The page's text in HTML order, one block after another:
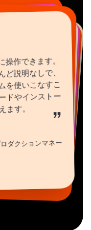
作できます。
説明なしで、
使いこなすこ
ドやインストー
ます。 ”
ダクションマネー
の共同設立者
ングパートナー
クター
サー